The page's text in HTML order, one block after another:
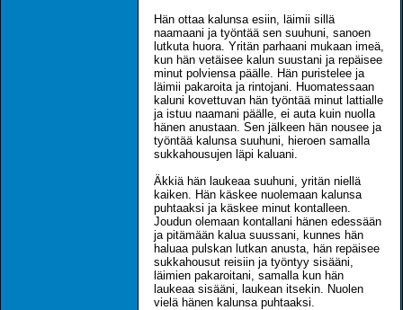
Hän ottaa kalunsa esiin, läimii sillä
naamaani ja työntää sen suuhuni, sanoen
lutkuta huora. Yritän parhaani mukaan imeä,
kun hän vetäisee kalun suustani ja repäisee
minut polviensa päälle. Hän puristelee ja
läimii pakaroita ja rintojani. Huomatessaan
kaluni kovettuvan hän työntää minut lattialle
ja istuu naamani päälle, ei auta kuin nuolla
hänen anustaan. Sen jälkeen hän nousee ja
työntää kalunsa suuhuni, hieroen samalla
sukkahousujen läpi kaluani.
Äkkiä hän laukeaa suuhuni, yritän niellä
kaiken. Hän käskee nuolemaan kalunsa
puhtaaksi ja käskee minut kontalleen.
Joudun olemaan kontallani hänen edessään
ja pitämään kalua suussani, kunnes hän
haluaa pulskan lutkan anusta, hän repäisee
sukkahousut reisiin ja työntyy sisääni,
läimien pakaroitani, samalla kun hän
laukeaa sisääni, laukean itsekin. Nuolen
vielä hänen kalunsa puhtaaksi.